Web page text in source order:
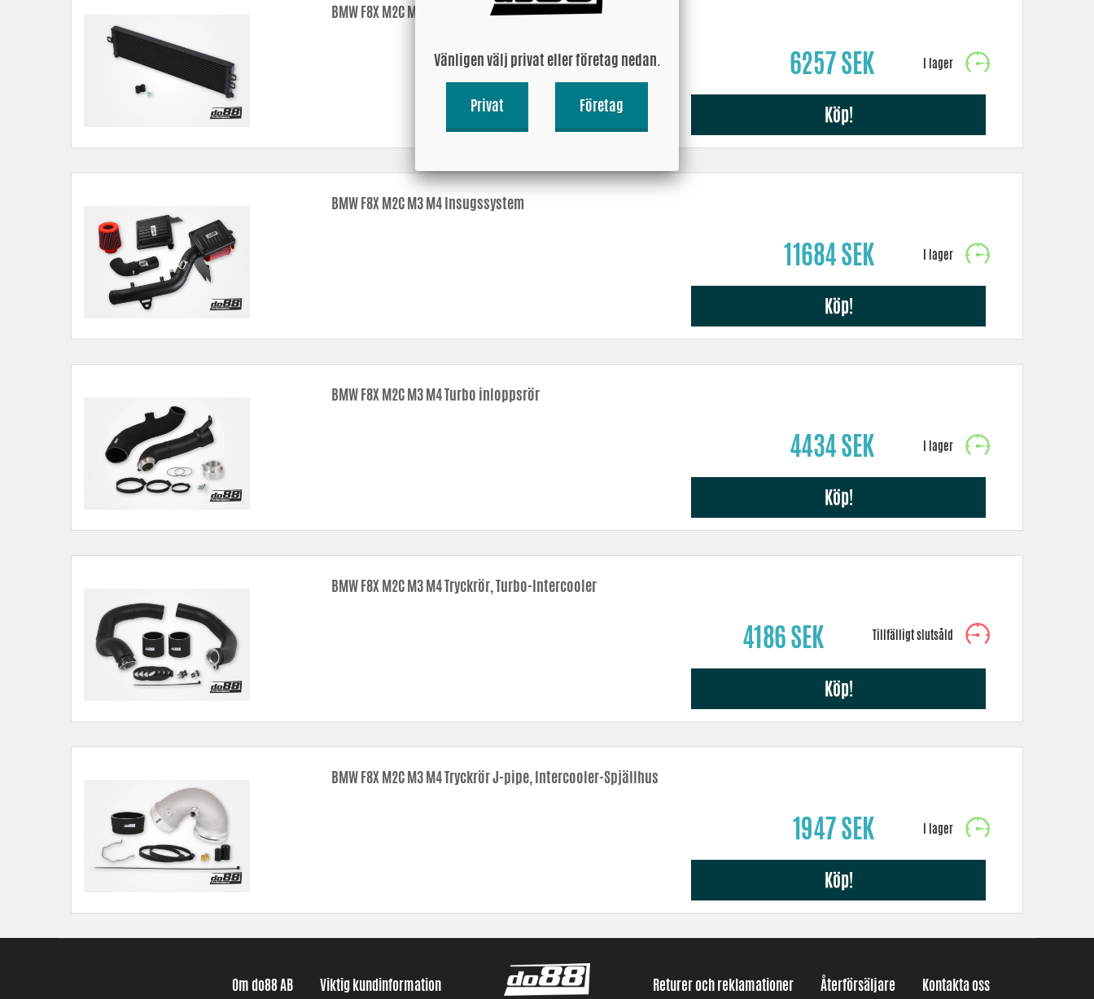
BMW F8X M2C M3 M4 Motoroljekylare Racing
6257 SEK
Köp!
BMW F8X M2C M3 M4 Insugssystem
11684 SEK
Köp!
BMW F8X M2C M3 M4 Turbo inloppsrör
4434 SEK
Köp!
BMW F8X M2C M3 M4 Tryckrör, Turbo-Intercooler
4186 SEK
Köp!
BMW F8X M2C M3 M4 Tryckrör J-pipe, Intercooler-Spjällhus
1947 SEK
Köp!
Om do88 AB Viktig kundinformation Returer och reklamationer Återförsäljare Kontakta oss
Vänligen välj privat eller företag nedan.
Privat Företag